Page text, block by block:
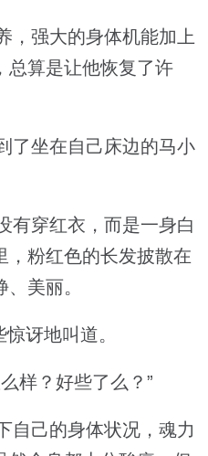
强大的身体机能加上
总算是让他恢复了许
坐在自己床边的马小
穿红衣，而是一身白
，粉红色的长发披散在
美丽。
讶地叫道。
样？好些了么？”
己的身体状况，魂力